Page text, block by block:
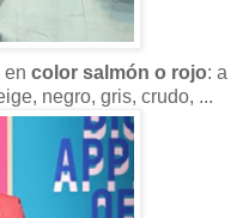
en color salmón o rojo: a
negro, gris, crudo, ...